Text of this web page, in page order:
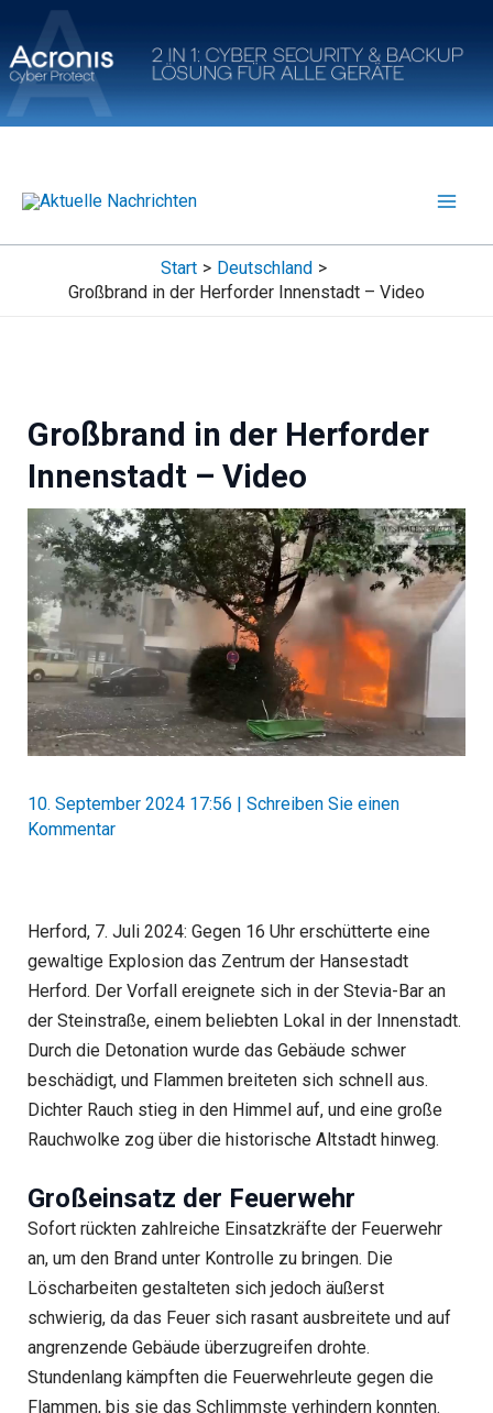
Inhalt
springen
Start
Deutschland
Großbrand in der Herforder Innenstadt – Video
Großbrand in der Herforder
Innenstadt – Video
10. September 2024 17:56 | Schreiben Sie einen
Kommentar
Herford, 7. Juli 2024: Gegen 16 Uhr erschütterte eine
gewaltige Explosion das Zentrum der Hansestadt
Herford. Der Vorfall ereignete sich in der Stevia-Bar an
der Steinstraße, einem beliebten Lokal in der Innenstadt.
Durch die Detonation wurde das Gebäude schwer
beschädigt, und Flammen breiteten sich schnell aus.
Dichter Rauch stieg in den Himmel auf, und eine große
Rauchwolke zog über die historische Altstadt hinweg.
Großeinsatz der Feuerwehr
Sofort rückten zahlreiche Einsatzkräfte der Feuerwehr
an, um den Brand unter Kontrolle zu bringen. Die
Löscharbeiten gestalteten sich jedoch äußerst
schwierig, da das Feuer sich rasant ausbreitete und auf
angrenzende Gebäude überzugreifen drohte.
Stundenlang kämpften die Feuerwehrleute gegen die
Flammen, bis sie das Schlimmste verhindern konnten.